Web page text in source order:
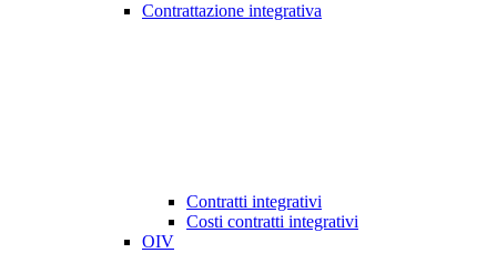
Contrattazione integrativa
Contratti integrativi
Costi contratti integrativi
OIV